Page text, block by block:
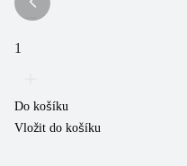
Do košíku
Vložit do košíku